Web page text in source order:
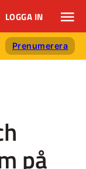
LOGGA IN
Prenumerera
på